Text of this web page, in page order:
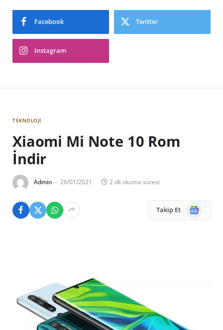
Facebook Twitter
Instagram
TEKNOLOJI
Xiaomi Mi Note 10 Rom
İndir
Admin 26/01/2021 2 dk okuma süresi
Takip Et
Google
News